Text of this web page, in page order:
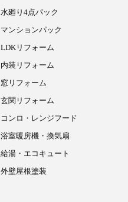
水廻り4点パック
マンションパック
LDKリフォーム
内装リフォーム
窓リフォーム
玄関リフォーム
コンロ・レンジフード
浴室暖房機・換気扇
給湯・エコキュート
外壁屋根塗装